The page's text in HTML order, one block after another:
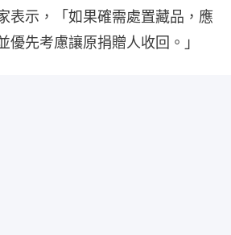
表示，「如果確需處置藏品，應
優先考慮讓原捐贈人收回。」